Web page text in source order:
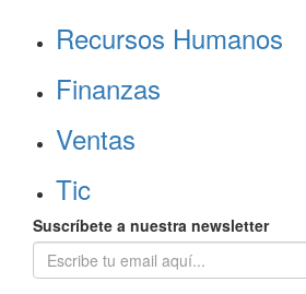
Recursos Humanos
Finanzas
Ventas
Tic
Suscríbete a nuestra newsletter